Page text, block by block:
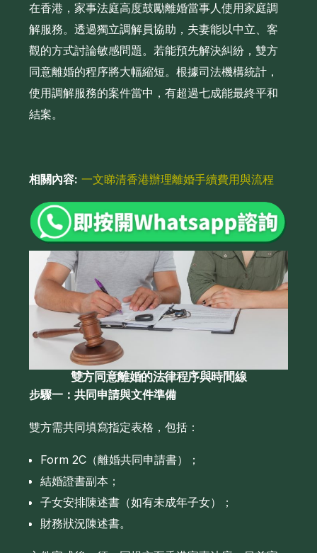
在香港，家事法庭高度鼓勵離婚當事人使用家庭調
解服務。透過獨立調解員協助，夫妻能以中立、客
觀的方式討論敏感問題。若能預先解決糾紛，雙方
同意離婚的程序將大幅縮短。根據司法機構統計，
使用調解服務的案件當中，有超過七成能最終平和
結案。
相關內容: 一文睇清香港辦理離婚手續費用與流程
雙方同意離婚的法律程序與時間線
步驟一：共同申請與文件準備
雙方需共同填寫指定表格，包括：
Form 2C（離婚共同申請書）；
結婚證書副本；
子女安排陳述書（如有未成年子女）；
財務狀況陳述書。